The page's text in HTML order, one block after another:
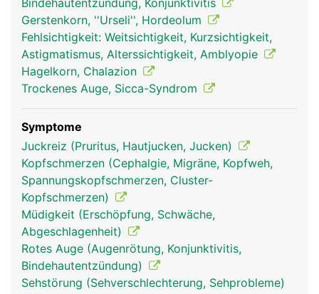
dreidimensionales (räumliches) Sehen möglich.
Augen und Sehen
Frau
Augen und Sehen
Bindehautentzündung, Konjunktivitis
Gerstenkorn, ''Urseli'', Hordeolum
Fehlsichtigkeit: Weitsichtigkeit, Kurzsichtigkeit,
Astigmatismus, Alterssichtigkeit, Amblyopie
Hagelkorn, Chalazion
Trockenes Auge, Sicca-Syndrom
Symptome
Juckreiz (Pruritus, Hautjucken, Jucken)
Kopfschmerzen (Cephalgie, Migräne, Kopfweh,
Spannungskopfschmerzen, Cluster-
Kopfschmerzen)
Müdigkeit (Erschöpfung, Schwäche,
Abgeschlagenheit)
Rotes Auge (Augenrötung, Konjunktivitis,
Bindehautentzündung)
Sehstörung (Sehverschlechterung, Sehprobleme)